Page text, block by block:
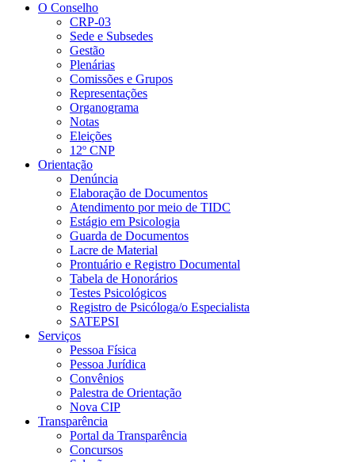
O Conselho
CRP-03
Sede e Subsedes
Gestão
Plenárias
Comissões e Grupos
Representações
Organograma
Notas
Eleições
12º CNP
Orientação
Denúncia
Elaboração de Documentos
Atendimento por meio de TIDC
Estágio em Psicologia
Guarda de Documentos
Lacre de Material
Prontuário e Registro Documental
Tabela de Honorários
Testes Psicológicos
Registro de Psicóloga/o Especialista
SATEPSI
Serviços
Pessoa Física
Pessoa Jurídica
Convênios
Palestra de Orientação
Nova CIP
Transparência
Portal da Transparência
Concursos